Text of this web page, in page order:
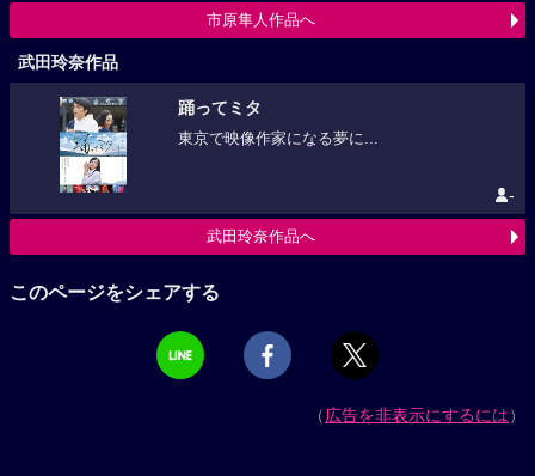
市原隼人作品へ
武田玲奈作品
踊ってミタ
東京で映像作家になる夢に...
-
武田玲奈作品へ
このページをシェアする
（広告を非表示にするには）